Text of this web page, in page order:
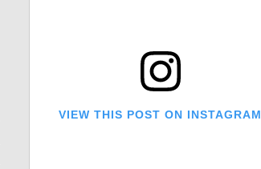
VIEW THIS POST ON INSTAGRAM